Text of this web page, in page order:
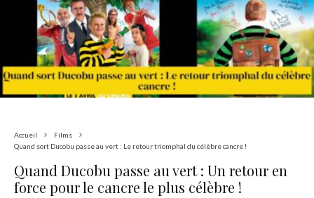
Accueil
Films
Quand sort Ducobu passe au vert : Le retour triomphal du célèbre cancre !
Quand Ducobu passe au vert : Un retour en
force pour le cancre le plus célèbre !